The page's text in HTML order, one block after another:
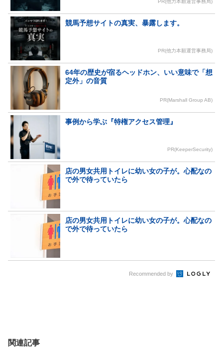
PR(他力本願運営事務局)
競馬予想サイトの真実、暴露します。
PR(他力本願運営事務局)
64年の歴史が宿るヘッドホン、いい意味で「想
定外」の音質
PR(Marshall Group AB)
事例から学ぶ『特権アクセス管理』
PR(KeeperSecurity)
店の男女共用トイレに幼い女の子が。心配なの
で外で待っていたら
店の男女共用トイレに幼い女の子が。心配なの
で外で待っていたら
Recommended by
関連記事